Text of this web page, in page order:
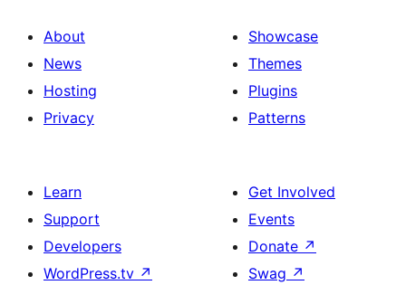
About
News
Hosting
Privacy
Showcase
Themes
Plugins
Patterns
Learn
Support
Developers
WordPress.tv ↗
Get Involved
Events
Donate ↗
Swag ↗